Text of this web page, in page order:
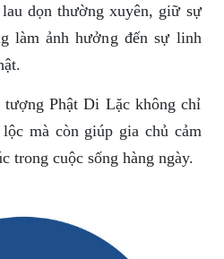
dọn thường xuyên, giữ sự
làm ảnh hưởng đến sự linh
Phật Di Lặc không chỉ
mà còn giúp gia chủ cảm
trong cuộc sống hàng ngày.